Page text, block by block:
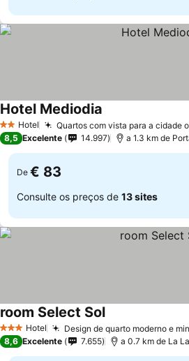
2 Estrelas
Hotel Quartos com vista para a cidade
Hotel Mediodia
8,5 Excelente 14.997 a 1.3 km de
De € 83
Consulte os preços de 13 sites
3 EstrelasHotel Design de quarto moderno e
room Select Sol
8,6 Excelente 7.655 a 0.7 km de La